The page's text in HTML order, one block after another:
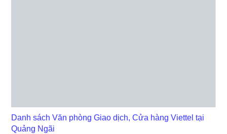
Danh sách Văn phòng Giao dịch, Cửa hàng Viettel tại
Quảng Ngãi